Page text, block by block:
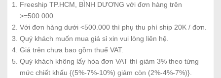
Freeship TP.HCM, BÌNH DƯƠNG với đơn hàng trên
>=500.000.
Với đơn hàng dưới <500.000 thì phụ thu phí ship 20K / đơn.
Quý khách muốn mua giá sỉ xin vui lòng liên hệ.
Giá trên chưa bao gồm thuế VAT.
Quý khách không lấy hóa đơn VAT thì giảm 3% theo từng
mức chiết khấu {(5%-7%-10%) giảm còn (2%-4%-7%)}.